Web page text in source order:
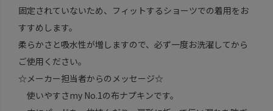
固定されていないため、フィットするショーツでの着用をお
すすめします。
柔らかさと吸水性が増しますので、必ず一度お洗濯してから
ご使用ください。
☆メーカー担当者からのメッセージ☆
使いやすさmy No.1の布ナプキンです。